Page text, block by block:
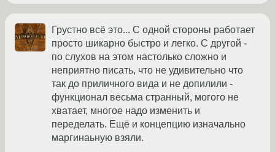
Грустно всё это... С одной стороны работает
просто шикарно быстро и легко. С другой -
по слухов на этом настолько сложно и
неприятно писать, что не удивительно что
так до приличного вида и не допилили -
функционал весьма странный, могого не
хватает, многое надо изменить и
переделать. Ещё и концепцию изначально
маргинаьную взяли.